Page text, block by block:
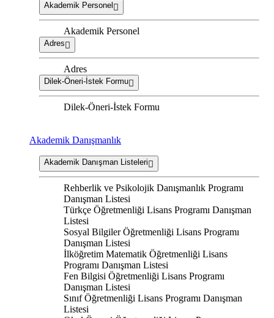
Akademik Personel
Akademik Personel
Adres
Adres
Dilek-Öneri-İstek Formu
Dilek-Öneri-İstek Formu
Akademik Danışmanlık
Akademik Danışman Listeleri
Rehberlik ve Psikolojik Danışmanlık Programı
Danışman Listesi
Türkçe Öğretmenliği Lisans Programı Danışman
Listesi
Sosyal Bilgiler Öğretmenliği Lisans Programı
Danışman Listesi
İlköğretim Matematik Öğretmenliği Lisans
Programı Danışman Listesi
Fen Bilgisi Öğretmenliği Lisans Programı
Danışman Listesi
Sınıf Öğretmenliği Lisans Programı Danışman
Listesi